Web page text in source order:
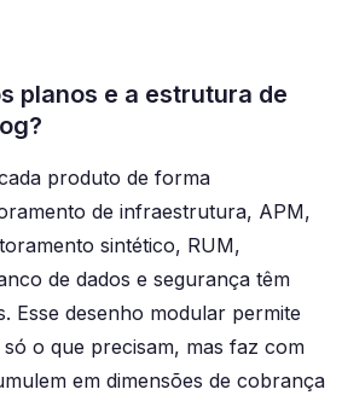
planos e a estrutura de
produto de forma
de infraestrutura, APM,
sintético, RUM,
de dados e segurança têm
Esse desenho modular permite
o que precisam, mas faz com
em dimensões de cobrança